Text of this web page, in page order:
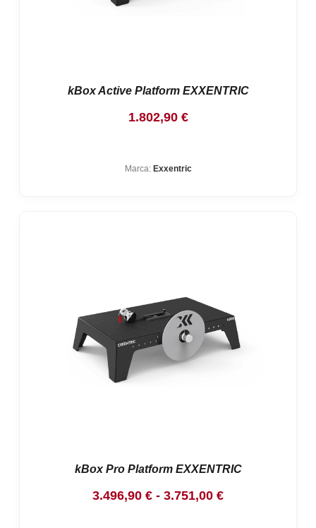
kBox Active Platform EXXENTRIC
1.802,90 €
Marca: Exxentric
kBox Pro Platform EXXENTRIC
3.496,90 € - 3.751,00 €Rango